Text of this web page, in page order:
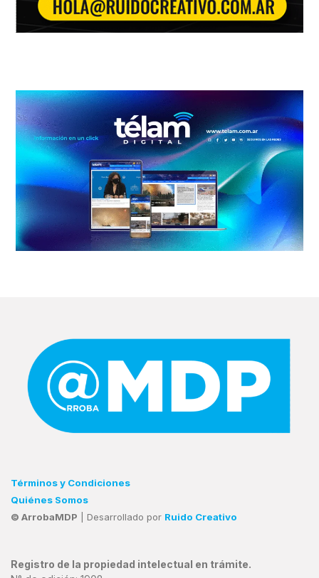
Términos y Condiciones
Quiénes Somos
© ArrobaMDP | Desarrollado por Ruido Creativo
Registro de la propiedad intelectual en trámite.